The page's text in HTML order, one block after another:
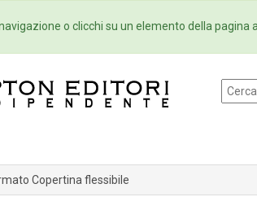
Collane Newsletter
Copertina flessibile
o clicchi su un elemento della pagina